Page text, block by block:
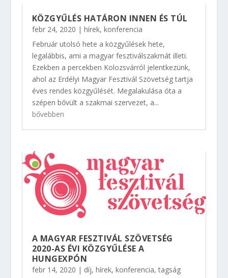
KÖZGYŰLÉS HATÁRON INNEN ÉS TÚL
febr 24, 2020 | hírek, konferencia
Február utolsó hete a közgyűlések hete,
legalábbis, ami a magyar fesztiválszakmát illeti.
Ezekben a percekben Kolozsvárról jelentkezünk,
ahol az Erdélyi Magyar Fesztivál Szövetség tartja
éves rendes közgyűlését. Megalakulása óta a
szépen bővült a szakmai szervezet, a...
bővebben
A MAGYAR FESZTIVÁL SZÖVETSÉG
2020-AS ÉVI KÖZGYŰLÉSE A
HUNGEXPÓN
febr 14, 2020 | díj, hírek, konferencia,tagság